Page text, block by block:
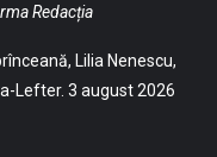
Redacția
Lilia Nenescu,
Lefter. 3 august 2026